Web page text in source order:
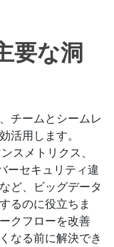
要な洞
チームとシームレ
活用します。
スメトリクス、
ーセキュリティ違
ど、ビッグデータ
るのに役立ちま
クフローを改善
なる前に解決でき